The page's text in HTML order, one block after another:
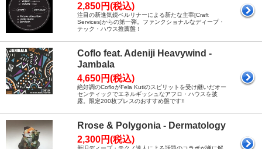
2,850円(税込)
注目の新進気鋭ベルリナーによる新たな主宰[Craft
Services]からの第一弾。ファンクショナルなディープ・
テック・ハウス推薦盤！
Coflo feat. Adeniji Heavywind -
Jambala
4,650円(税込)
絶好調のCofloがFela Kutiのスピリットを受け継いだオー
センティックでエネルギッシュなアフロ・ハウスを披
露。限定200枚プレスのおすすめ盤です!!
Rrose & Polygonia - Dermatology
2,300円(税込)